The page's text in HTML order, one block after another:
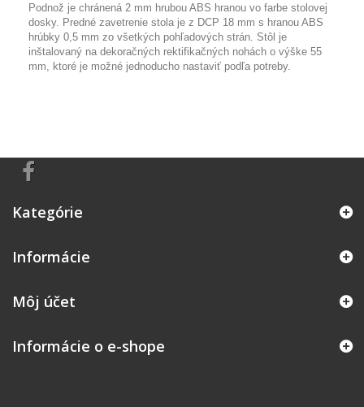
Podnož je chránená 2 mm hrubou ABS hranou vo farbe stolovej
dosky. Predné zavetrenie stola je z DCP 18 mm s hranou ABS
hrúbky 0,5 mm zo všetkých pohľadových strán. Stôl je
inštalovaný na dekoračných rektifikačných nohách o výške 55
mm, ktoré je možné jednoducho nastaviť podľa potreby.
Kategórie
Informácie
Môj účet
Informácie o e-shope